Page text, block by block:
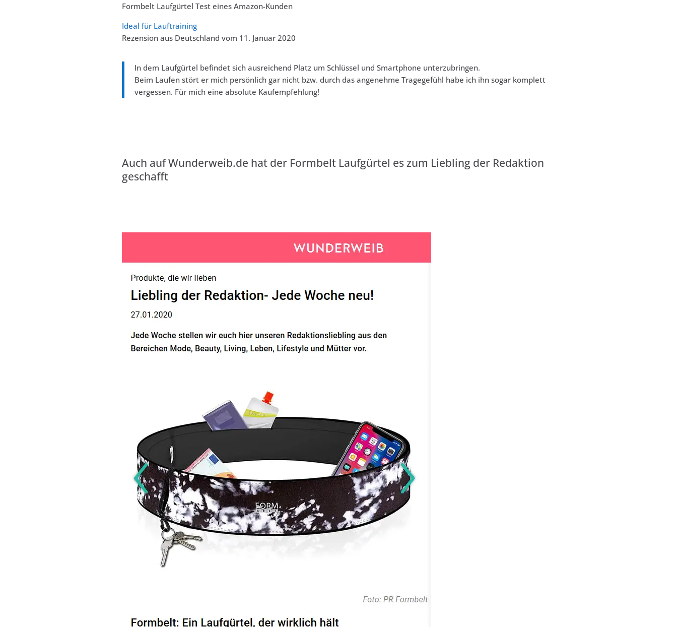
Formbelt Laufgürtel Test eines Amazon-Kunden
Ideal für Lauftraining
Rezension aus Deutschland vom 11. Januar 2020
In dem Laufgürtel befindet sich ausreichend Platz um Schlüssel und Smartphone unterzubringen.
Beim Laufen stört er mich persönlich gar nicht bzw. durch das angenehme Tragegefühl habe ich ihn sogar komplett
vergessen. Für mich eine absolute Kaufempfehlung!
Auch aufWunderweib.de hat der Formbelt Laufgürtel es zum Liebling der Redaktion
geschafft